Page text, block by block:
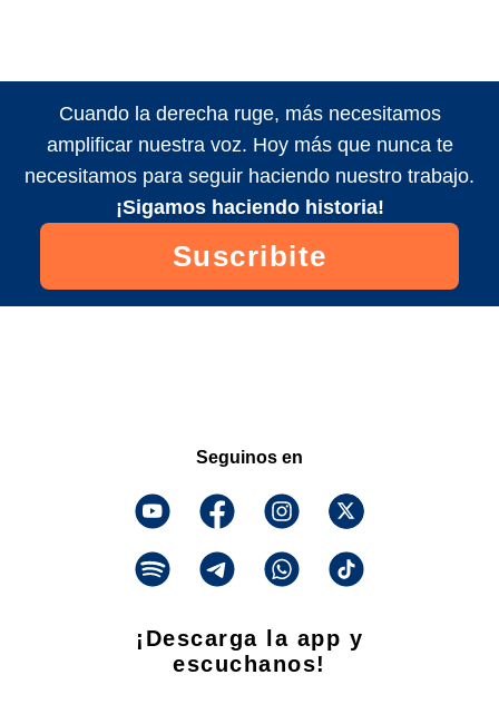
Cuando la derecha ruge, más necesitamos
amplificar nuestra voz. Hoy más que nunca te
necesitamos para seguir haciendo nuestro trabajo.
¡Sigamos haciendo historia!
Suscribite
Seguinos en
¡Descarga la app y
escuchanos!